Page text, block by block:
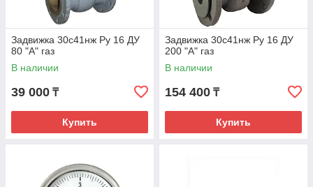
Задвижка 30с41нж Ру 16 ДУ
80 "А" газ
В наличии
39 000 ₸
Купить
Задвижка 30с41нж Ру 16 ДУ
200 "А" газ
В наличии
154 400 ₸
Купить